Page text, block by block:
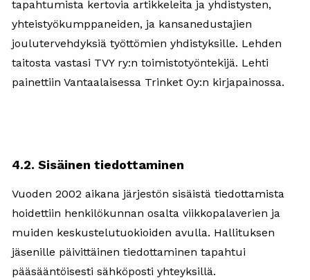
tapahtumista kertovia artikkeleita ja yhdistysten,
yhteistyökumppaneiden, ja kansanedustajien
joulutervehdyksiä työttömien yhdistyksille. Lehden
taitosta vastasi TVY ry:n toimistotyöntekijä. Lehti
painettiin Vantaalaisessa Trinket Oy:n kirjapainossa.
4.2. Sisäinen tiedottaminen
Vuoden 2002 aikana järjestön sisäistä tiedottamista
hoidettiin henkilökunnan osalta viikkopalaverien ja
muiden keskustelutuokioiden avulla. Hallituksen
jäsenille päivittäinen tiedottaminen tapahtui
pääsääntöisesti sähköposti yhteyksillä.